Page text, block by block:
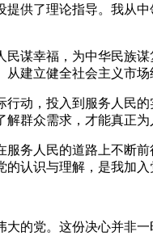
供了理论指导。我从
谋幸福，为中华民族
建立健全社会主义市
动，投入到服务人民
群众需求，才能真正
务人民的道路上不断
认识与理解，是我加
的党。这份决心并非